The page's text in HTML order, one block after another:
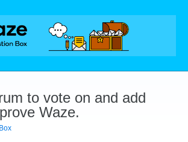
to vote on and add
Waze.